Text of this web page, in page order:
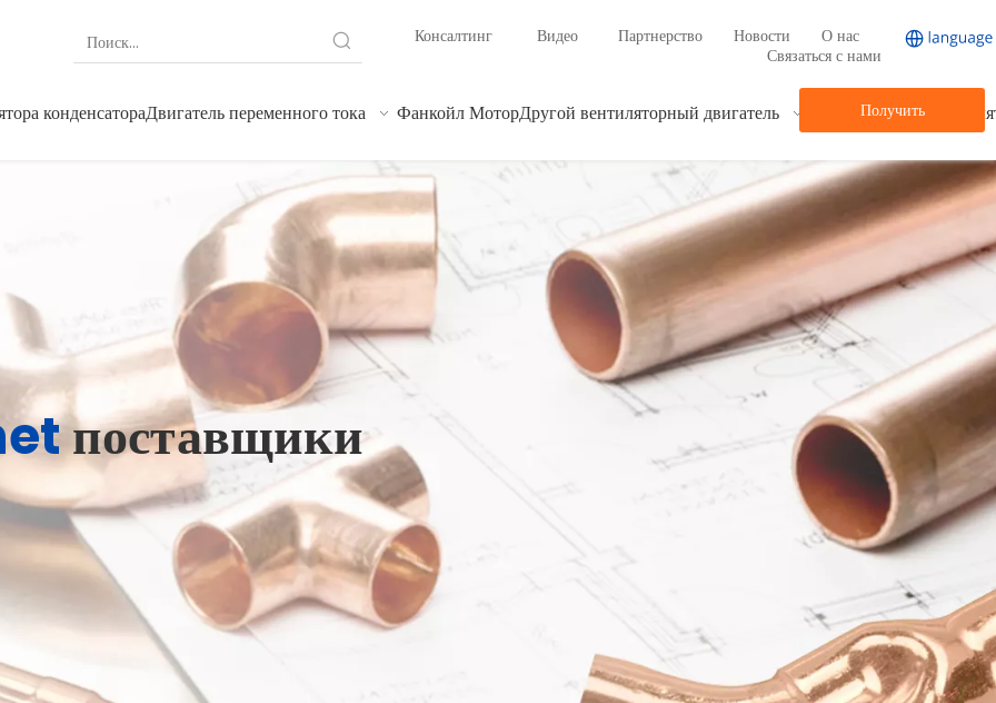
Консалтинг Видео Партнерство Новости
О нас
Связаться с нами
конденсатораДвигатель переменного тока Фанкойл МоторДругой вентиляторный двигатель Центробежный
Получить
предложение
поставщики